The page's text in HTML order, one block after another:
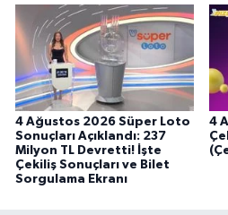
4 Ağustos 2026 Süper Loto
Sonuçları Açıklandı: 237
Milyon TL Devretti! İşte
Çekiliş Sonuçları ve Bilet
Sorgulama Ekranı
4